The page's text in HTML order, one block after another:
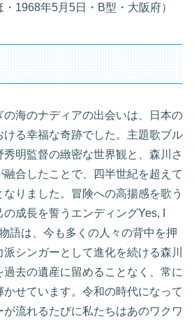
・1968年5月5日・B型・大阪府）
海のナディアの出会いは、日本の
る幸福な奇跡でした。主題歌ブル
明監督の緻密な世界観と、森川さ
融合したことで、四半世紀を超えて
りました。冒険への高揚感を歌う
成長を誓うエンディングYes, I
語は、今も多くの人々の背中を押
シンガーとして進化を続ける森川
過去の遺産に留めることなく、常に
せています。令和の時代になって
が流れるたびに私たちはあのワクワ